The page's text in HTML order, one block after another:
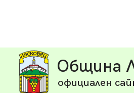
Община
официален